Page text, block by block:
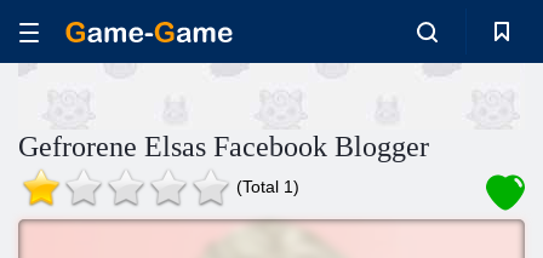
Gefrorene Elsas Facebook Blogger
(Total 1)